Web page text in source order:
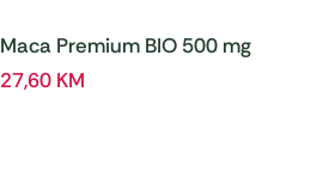
Maca Premium BIO 500 mg
tablete, a180 tbl – Hanoju
27,60 KM